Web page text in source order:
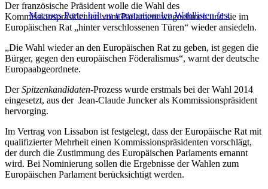
Macrons Partei hält an transnationalen Wahllisten fest
Der französische Präsident wolle die Wahl des
Kommissionspräsidenten vom Parlament wegnehmen und sie im
Europäischen Rat „hinter verschlossenen Türen“ wieder ansiedeln.
„Die Wahl wieder an den Europäischen Rat zu geben, ist gegen die
Bürger, gegen den europäischen Föderalismus“, warnt der deutsche
Europaabgeordnete.
DerSpitzenkandidaten-Prozess wurde erstmals bei der Wahl 2014
eingesetzt, aus der Jean-Claude Juncker als Kommissionspräsident
hervorging.
Im Vertrag von Lissabon ist festgelegt, dass der Europäische Rat mit
qualifizierter Mehrheit einen Kommissionspräsidenten vorschlägt,
der durch die Zustimmung des Europäischen Parlaments ernannt
wird. Bei Nominierung sollen die Ergebnisse der Wahlen zum
Europäischen Parlament berücksichtigt werden.